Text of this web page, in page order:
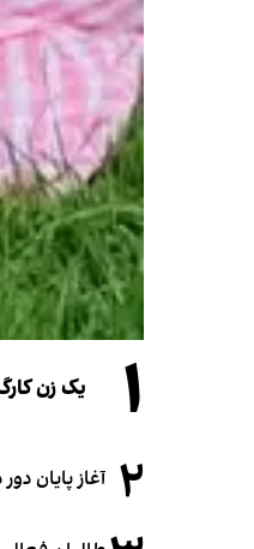
۱ یک زن
۲ آغاز پایان